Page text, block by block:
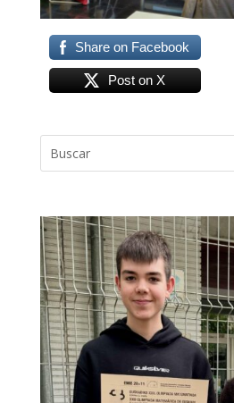
Share on Facebook
Post on X